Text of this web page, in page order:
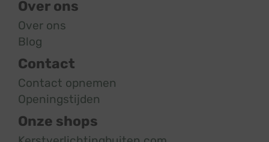
Over ons
Over ons
Blog
Contact
Contact opnemen
Openingstijden
Onze shops